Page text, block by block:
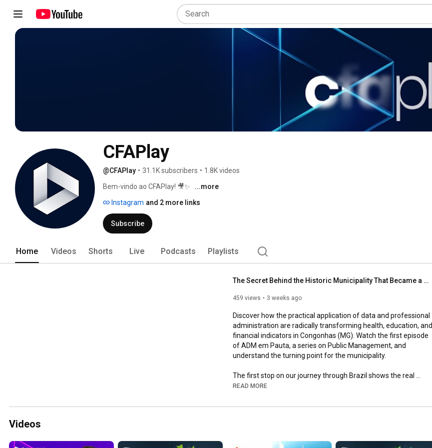
CFAPlay
@CFAPlay • 31.1K subscribers • 1.8K videos
Bem-vindo ao CFAPlay! 🎥✨
...more
Instagram and 2 more links
Subscribe
Home Videos Shorts Live Podcasts Playlists
The Secret Behind the Historic Municipality That Became a Model of Efficiency
459 views 3 weeks ago
Discover how the practical application of data and professional
administration are radically transforming health, education, and
financial indicators in Congonhas (MG). Watch the first episode
of ADM em Pauta, a series on Public Management, and
understand the turning point for the municipality.
The first stop on our journey through Brazil shows the real
impact of management based on strategic planning and
Governance Index (IGM-CFA) celebrates 10 years of history,
of citizens.
READ MORE
Videos